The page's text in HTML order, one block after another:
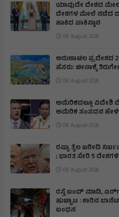
ಯಾವುದೇ ದೇಶದ
ದೇಶಗಳ ಮೇಲೆ ನಡೆದ
ಹಾಕಿದ ಪಾಕಿಸ್ತಾನ
08 August 2026
ಅರುಣಾಚಲ ಪ್ರದೇಶದ
ಹೆಸರು: ಚೀನಾಕ್ಕೆ
08 August 2026
ಅಮೆರಿಕದಲ್ಲೂ ವಿದೇಶಿ
ಅಮೆರಿಕ ಸಂಸದನ
08 August 2026
ರಷ್ಯಾ ತೈಲ ಖರೀದಿ
; ಭಾರತ ಸೇರಿ 5
08 August 2026
ರಸ್ತೆ ಬಂದ್ ಮಾಡಿ,
ಹುಚ್ಚಾಟ : ಕಾರಿನ
ಬಂಧನ